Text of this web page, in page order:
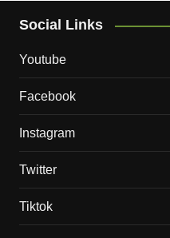
Social Links
Youtube
Facebook
Instagram
Twitter
Tiktok